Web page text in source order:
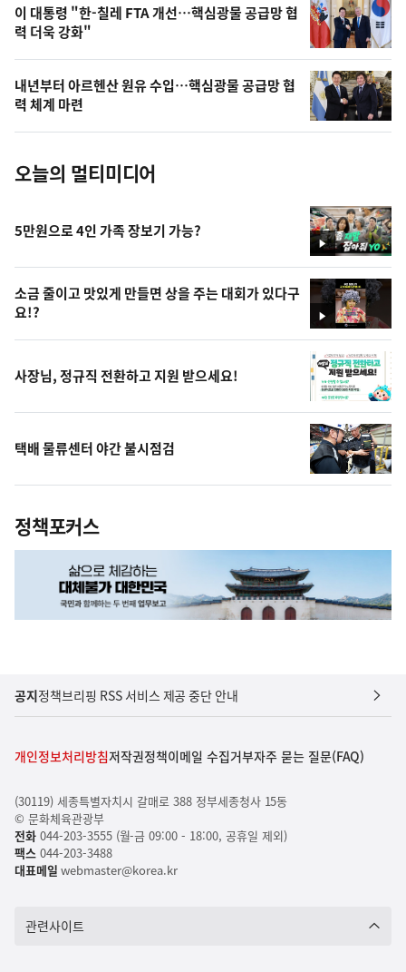
오
늘
의
사
진
이 대통령 "한-칠레 FTA 개선…핵심광물 공급망 협
력 더욱 강화"
내년부터 아르헨산 원유 수입…핵심광물 공급망 협
력 체계 마련
오늘의 멀티미디어
영
상
5만원으로 4인 가족 장보기 가능?
영
상
소금 줄이고 맛있게 만들면 상을 주는 대회가 있다구
요!?
사장님, 정규직 전환하고 지원 받으세요!
택배 물류센터 야간 불시점검
정책포커스
공지정책브리핑 RSS 서비스 제공 중단 안내
개인정보처리방침저작권정책이메일 수집거부자주 묻는 질문(FAQ)
(30119) 세종특별자치시 갈매로 388 정부세종청사 15동
© 문화체육관광부
전화044-203-3555 (월-금 09:00 - 18:00, 공휴일 제외)
팩스044-203-3488
대표메일 webmaster@korea.kr
관련사이트